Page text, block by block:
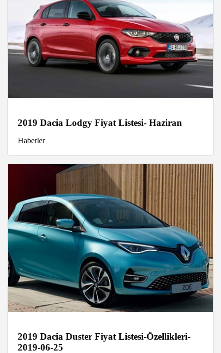
2019 Dacia Lodgy Fiyat Listesi- Haziran
Haberler
2019 Dacia Duster Fiyat Listesi-Özellikleri-
2019-06-25